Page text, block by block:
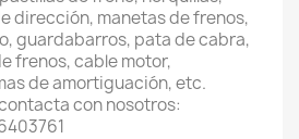
dirección, manetas de frenos,
guardabarros, pata de cabra,
frenos, cable motor,
de amortiguación, etc.
con nosotros: